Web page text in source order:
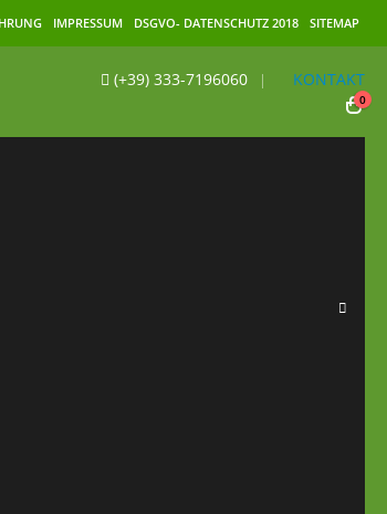
IMPRESSUM DSGVO- DATENSCHUTZ 2018 SITEMAP
(+39) 333-7196060 | KONTAKT
0